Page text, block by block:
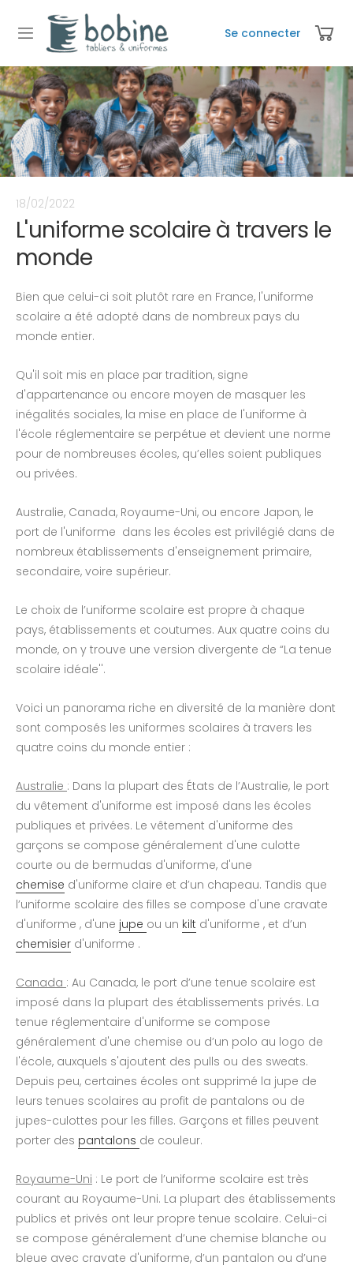
Se connecter
18/02/2022
L'uniforme scolaire à travers le
monde
Bien que celui-ci soit plutôt rare en France, l'uniforme
scolaire a été adopté dans de nombreux pays du
monde entier.
Qu'il soit mis en place par tradition, signe
d'appartenance ou encore moyen de masquer les
inégalités sociales, la mise en place de l'uniforme à
l'école réglementaire se perpétue et devient une norme
pour de nombreuses écoles, qu’elles soient publiques
ou privées.
Australie, Canada, Royaume-Uni, ou encore Japon, le
port de l'uniforme dans les écoles est privilégié dans de
nombreux établissements d'enseignement primaire,
secondaire, voire supérieur.
Le choix de l’uniforme scolaire est propre à chaque
pays, établissements et coutumes. Aux quatre coins du
monde, on y trouve une version divergente de “La tenue
scolaire idéale''.
Voici un panorama riche en diversité de la manière dont
sont composés les uniformes scolaires à travers les
quatre coins du monde entier :
Australie : Dans la plupart des États de l’Australie, le port
du vêtement d'uniforme est imposé dans les écoles
publiques et privées. Le vêtement d'uniforme des
garçons se compose généralement d'une culotte
courte ou de bermudas d'uniforme, d'une
chemise d'uniforme claire et d’un chapeau. Tandis que
l’uniforme scolaire des filles se compose d'une cravate
d'uniforme , d'une jupe ou un kilt d'uniforme , et d’un
chemisier d'uniforme .
Canada : Au Canada, le port d’une tenue scolaire est
imposé dans la plupart des établissements privés. La
tenue réglementaire d'uniforme se compose
généralement d'une chemise ou d’un polo au logo de
l'école, auxquels s'ajoutent des pulls ou des sweats.
Depuis peu, certaines écoles ont supprimé la jupe de
leurs tenues scolaires au profit de pantalons ou de
jupes-culottes pour les filles. Garçons et filles peuvent
porter des pantalons de couleur.
Royaume-Uni : Le port de l’uniforme scolaire est très
courant au Royaume-Uni. La plupart des établissements
publics et privés ont leur propre tenue scolaire. Celui-ci
se compose généralement d’une chemise blanche ou
bleue avec cravate d'uniforme, d’un pantalon ou d’une